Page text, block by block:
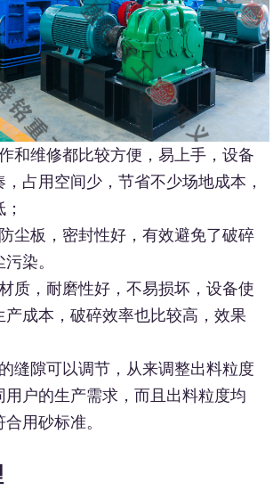
和维修都比较方便，易上手，设备
占用空间少，节省不少场地成本，
尘板，密封性好，有效避免了破碎
染。
质，耐磨性好，不易损坏，设备使
产成本，破碎效率也比较高，效果
缝隙可以调节，从来调整出料粒度
用户的生产需求，而且出料粒度均
用砂标准。